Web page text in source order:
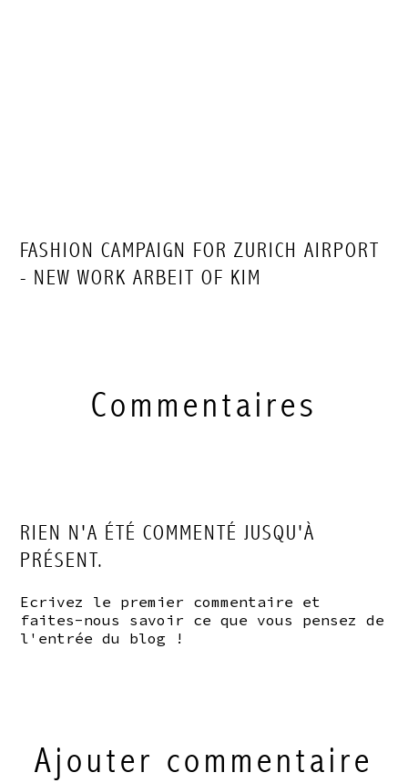
FASHION CAMPAIGN FOR ZURICH AIRPORT
- NEW WORK ARBEIT OF KIM
Commentaires
RIEN N'A ÉTÉ COMMENTÉ JUSQU'À
PRÉSENT.
Ecrivez le premier commentaire et
faites-nous savoir ce que vous pensez de
l'entrée du blog !
Ajouter commentaire